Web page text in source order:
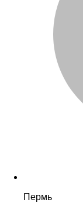
Пермь